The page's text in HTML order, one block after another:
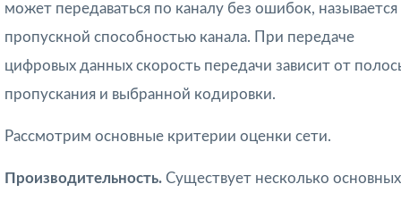
может передаваться по каналу без ошибок, называется
пропускной способностью канала. При передаче
цифровых данных скорость передачи зависит от
пропускания и выбранной кодировки.
Рассмотрим основные критерии оценки сети.
Производительность. Существует несколько основных